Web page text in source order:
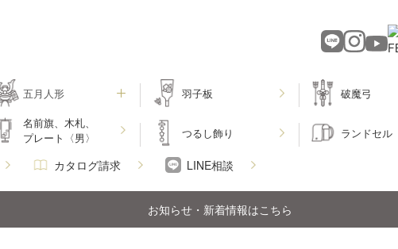
五月人形 羽子板 破魔弓
名前旗、木札、
プレート〈男〉
つるし飾り ランドセル
カタログ請求 LINE相談
お知らせ・新着情報はこちら